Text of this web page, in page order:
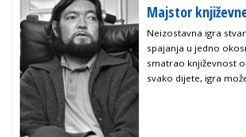
Majstor
Neizostavna igra
spajanja u jedno
smatrao književnost
svako dijete, igra